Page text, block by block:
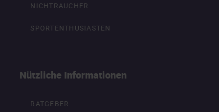
NICHTRAUCHER
SPORTENTHUSIASTEN
Nützliche Informationen
RATGEBER